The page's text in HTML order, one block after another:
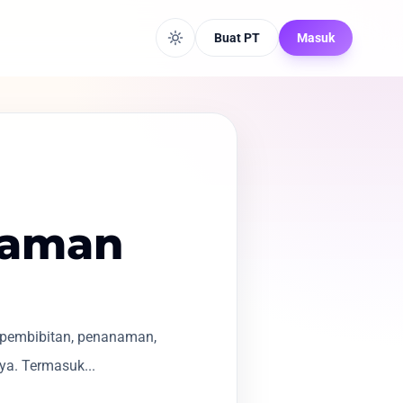
Buat PT Masuk
penanaman,
Termasuk...